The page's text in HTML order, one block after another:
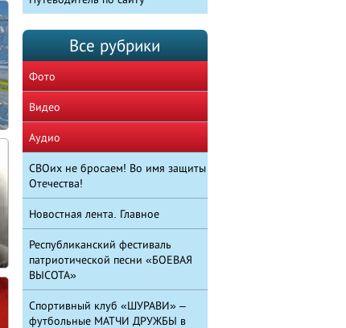
Все рубрики
Фото
Видео
Аудио
СВОих не бросаем! Во имя защиты
Отечества!
Новостная лента. Главное
Республиканский фестиваль
патриотической песни «БОЕВАЯ
ВЫСОТА»
Спортивный клуб «ШУРАВИ» –
футбольные МАТЧИ ДРУЖБЫ в